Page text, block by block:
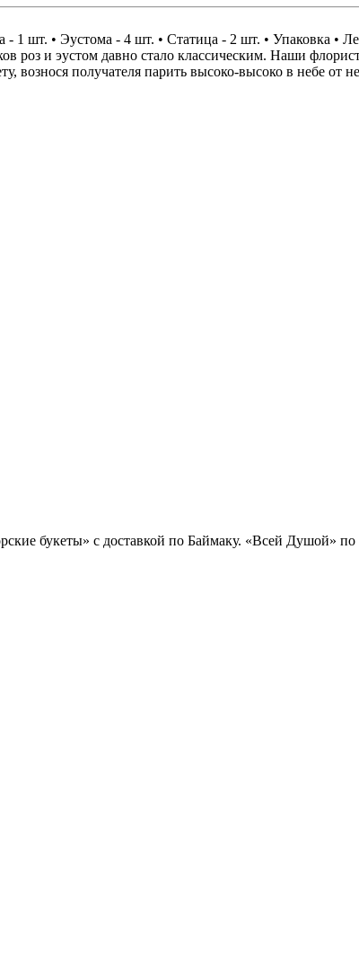
1 шт. • Эустома - 4 шт. • Статица - 2 шт. • Упаковка •
роз и эустом давно стало классическим. Наши
вознося получателя парить высоко-высоко в небе от
букеты» с доставкой по Баймаку. «Всей Душой»